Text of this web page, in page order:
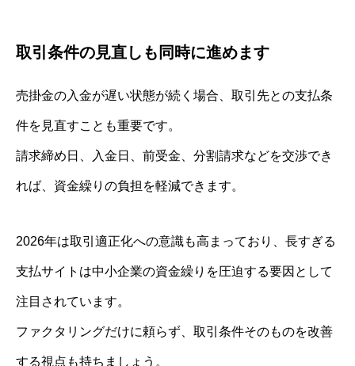
取引条件の見直しも同時に進めます
売掛金の入金が遅い状態が続く場合、取引先との支払条
件を見直すことも重要です。
請求締め日、入金日、前受金、分割請求などを交渉でき
れば、資金繰りの負担を軽減できます。
2026年は取引適正化への意識も高まっており、長すぎる
支払サイトは中小企業の資金繰りを圧迫する要因として
注目されています。
ファクタリングだけに頼らず、取引条件そのものを改善
する視点も持ちましょう。